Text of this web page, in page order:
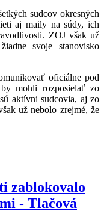
sudcov okresných
aj maily na súdy, ich
ZOJ však už
svoje stanovisko
oficiálne pod
mohli rozposielať zo
aktívni sudcovia, aj zo
už nebolo zrejmé, že
zablokovalo
- Tlačová